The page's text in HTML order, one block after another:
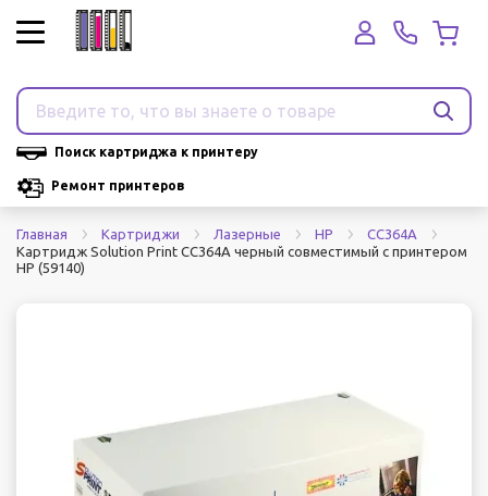
Поиск картриджа к принтеру
Ремонт принтеров
Главная Картриджи Лазерные HP
CC364A
Картридж Solution Print CC364A черный совместимый с принтером
HP (59140)